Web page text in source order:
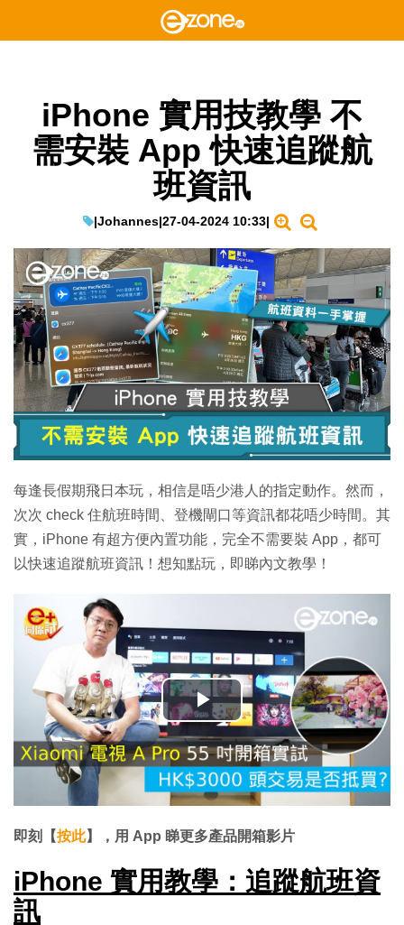
iPhone 實用技教學 不
需安裝 App 快速追蹤航
班資訊
|Johannes|27-04-2024 10:33|
每逢長假期飛日本玩，相信是唔少港人的指定動作。然而，
次次 check 住航班時間、登機閘口等資訊都花唔少時間。其
實，iPhone 有超方便內置功能，完全不需要裝 App，都可
以快速追蹤航班資訊！想知點玩，即睇內文教學！
播
放
影
片
即刻【按此】，用 App 睇更多產品開箱影片
iPhone 實用教學：追蹤航班資
訊